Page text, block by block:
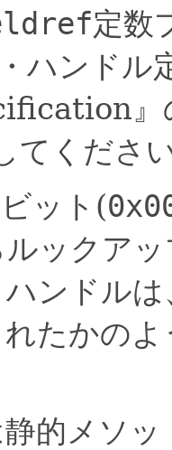
定数
ハンド
』
てくださ
ット(
ックア
ンドルは
たかの
的メソ